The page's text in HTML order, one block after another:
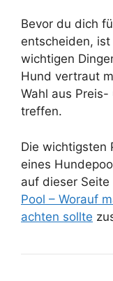
Bevor du dich
entscheiden,
wichtigen
Hund vertraut
Wahl aus
treffen.
Die wichtigsten
eines
auf dieser
Pool – Worauf
achten sollte